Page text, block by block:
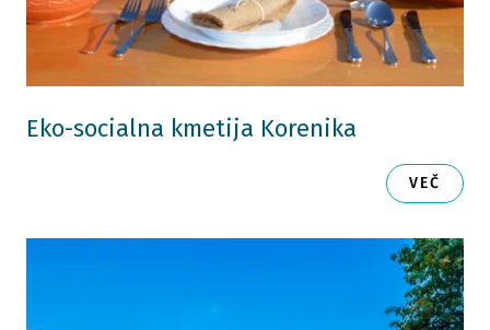
Eko-socialna kmetija Korenika
VEČ